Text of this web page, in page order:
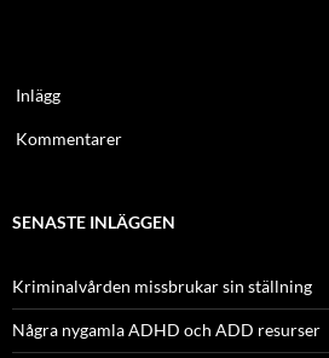
Inlägg
Kommentarer
SENASTE INLÄGGEN
Kriminalvården missbrukar sin ställning
Några nygamla ADHD och ADD resurser